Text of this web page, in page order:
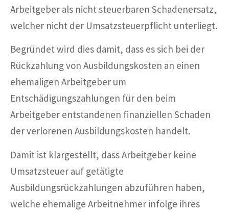
Arbeitgeber als nicht steuerbaren Schadenersatz,
welcher nicht der Umsatzsteuerpflicht unterliegt.
Begründet wird dies damit, dass es sich bei der
Rückzahlung von Ausbildungskosten an einen
ehemaligen Arbeitgeber um
Entschädigungszahlungen für den beim
Arbeitgeber entstandenen finanziellen Schaden
der verlorenen Ausbildungskosten handelt.
Damit ist klargestellt, dass Arbeitgeber keine
Umsatzsteuer auf getätigte
Ausbildungsrückzahlungen abzuführen haben,
welche ehemalige Arbeitnehmer infolge ihres